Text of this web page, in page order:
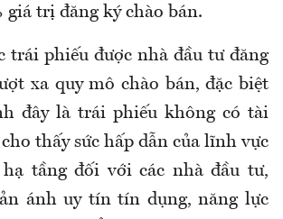
giá trị đăng ký chào bán.
trái phiếu được nhà đầu tư đăng
xa quy mô chào bán, đặc biệt
đây là trái phiếu không có tài
thấy sức hấp dẫn của lĩnh vực
tầng đối với các nhà đầu tư,
ánh uy tín tín dụng, năng lực